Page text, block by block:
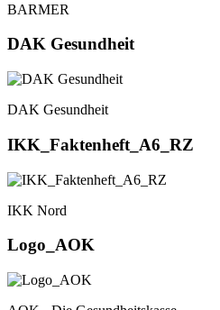
BARMER
DAK Gesundheit
DAK Gesundheit
IKK_Faktenheft_A6_RZ
IKK Nord
Logo_AOK